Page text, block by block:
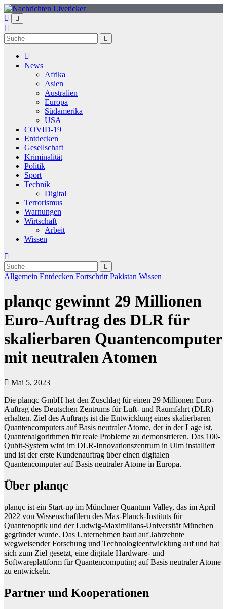
Zum
Inhalt
springen
News
Afrika
Asien
Australien
Europa
Südamerika
USA
COVID-19
Entdecken
Gesellschaft
Kriminalität
Politik
Sport
Technik
Digital
Terrorismus
Warnungen
Wirtschaft
Arbeit
Wissen
Allgemein Entdecken Fortschritt Pakistan Wissen
planqc gewinnt 29 Millionen
Euro-Auftrag des DLR für
skalierbaren Quantencomputer
mit neutralen Atomen
Mai 5, 2023
Die planqc GmbH hat den Zuschlag für einen 29 Millionen Euro-
Auftrag des Deutschen Zentrums für Luft- und Raumfahrt (DLR)
erhalten. Ziel des Auftrags ist die Entwicklung eines skalierbaren
Quantencomputers auf Basis neutraler Atome, der in der Lage ist,
Quantenalgorithmen für reale Probleme zu demonstrieren. Das 100-
Qubit-System wird im DLR-Innovationszentrum in Ulm installiert
und ist der erste Kundenauftrag über einen digitalen
Quantencomputer auf Basis neutraler Atome in Europa.
Über planqc
planqc ist ein Start-up im Münchner Quantum Valley, das im April
2022 von Wissenschaftlern des Max-Planck-Instituts für
Quantenoptik und der Ludwig-Maximilians-Universität München
gegründet wurde. Das Unternehmen baut auf Jahrzehnte
wegweisender Forschung und Technologieentwicklung auf und hat
sich zum Ziel gesetzt, eine digitale Hardware- und
Softwareplattform für Quantencomputing auf Basis neutraler Atome
zu entwickeln.
Partner und Kooperationen